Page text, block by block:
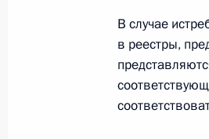
26 июля 2026
В случае
в реестры,